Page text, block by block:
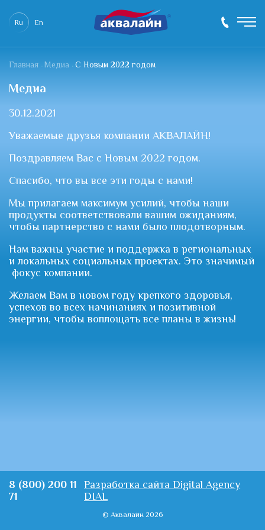
Ru En
Главная Медиа С Новым 2022 годом
Медиа
30.12.2021
Уважаемые друзья компании АКВАЛАЙН!
Поздравляем Вас с Новым 2022 годом.
Спасибо, что вы все эти годы с нами!
Мы прилагаем максимум усилий, чтобы наши
продукты соответствовали вашим ожиданиям,
чтобы партнерство с нами было плодотворным.
Нам важны участие и поддержка в региональных
и локальных социальных проектах. Это значимый
фокус компании.
Желаем Вам в новом году крепкого здоровья,
успехов во всех начинаниях и позитивной
энергии, чтобы воплощать все планы в жизнь!
© Аквалайн 2026
8 (800) 200 11
71
Разработка сайта Digital Agency
DIAL